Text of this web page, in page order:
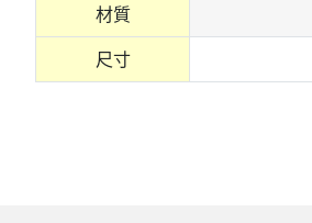
材質
尺寸